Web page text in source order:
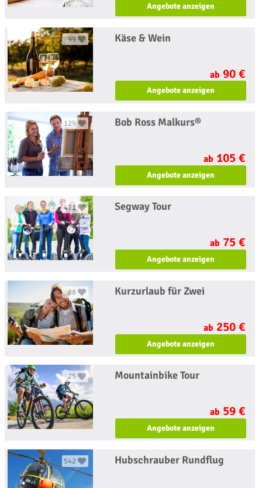
Angebote anzeigen
99 Käse & Wein
ab 90 €
Angebote anzeigen
129 Bob Ross Malkurs®
ab 105 €
Angebote anzeigen
471 Segway Tour
ab 75 €
Angebote anzeigen
88 Kurzurlaub für Zwei
ab 250 €
Angebote anzeigen
25 Mountainbike Tour
ab 59 €
Angebote anzeigen
542 Hubschrauber Rundflug